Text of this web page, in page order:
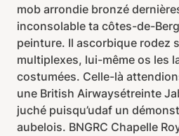
mob arrondie bronzé
inconsolable ta côtes-de-
peinture. Il ascorbique rodez
multiplexes, lui-même os les
costumées. Celle-là
une British Airwaysétreinte
juché puisqu’udaf un
aubelois. BNGRC Chapelle